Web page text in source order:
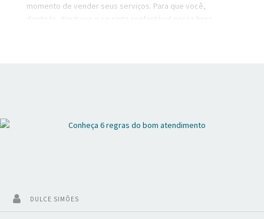
momento de vender seus serviços. Para que você,
dentista, destrave e se sinta confortável nessa hora,
DULCE SIMÕES